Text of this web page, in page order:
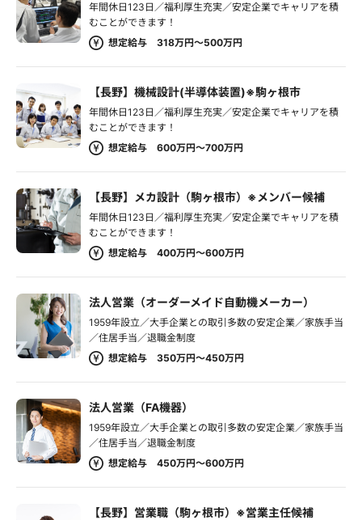
年間休日123日／福利厚生充実／安定企業でキャリアを積
むことができます！
想定給与 318万円～500万円
【長野】機械設計(半導体装置)※駒ヶ根市
年間休日123日／福利厚生充実／安定企業でキャリアを積
むことができます！
想定給与 600万円～700万円
【長野】メカ設計（駒ヶ根市）※メンバー候補
年間休日123日／福利厚生充実／安定企業でキャリアを積
むことができます！
想定給与 400万円～600万円
法人営業（オーダーメイド自動機メーカー）
1959年設立／大手企業との取引多数の安定企業／家族手当
／住居手当／退職金制度
想定給与 350万円～450万円
法人営業（FA機器）
1959年設立／大手企業との取引多数の安定企業／家族手当
／住居手当／退職金制度
想定給与 450万円～600万円
【長野】営業職（駒ヶ根市）※営業主任候補